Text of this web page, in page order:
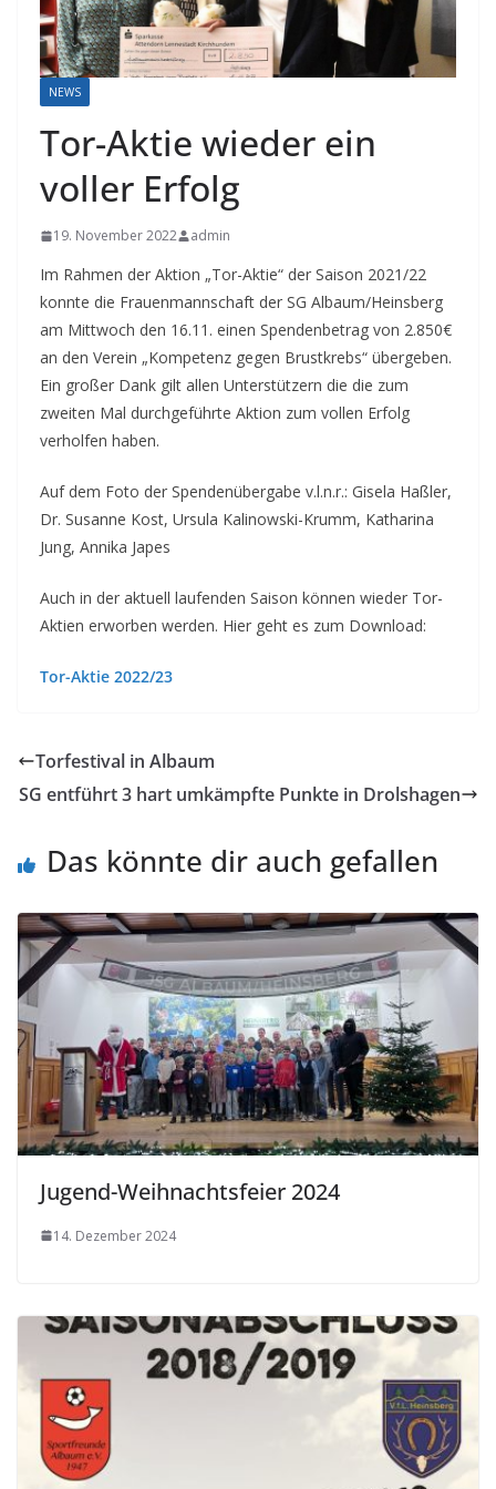
NEWS
Tor-Aktie wieder ein
voller Erfolg
19. November 2022 admin
Im Rahmen der Aktion „Tor-Aktie“ der Saison 2021/22
konnte die Frauenmannschaft der SG Albaum/Heinsberg
am Mittwoch den 16.11. einen Spendenbetrag von 2.850€
an den Verein „Kompetenz gegen Brustkrebs“ übergeben.
Ein großer Dank gilt allen Unterstützern die die zum
zweiten Mal durchgeführte Aktion zum vollen Erfolg
verholfen haben.
Auf dem Foto der Spendenübergabe v.l.n.r.: Gisela Haßler,
Dr. Susanne Kost, Ursula Kalinowski-Krumm, Katharina
Jung, Annika Japes
Auch in der aktuell laufenden Saison können wieder Tor-
Aktien erworben werden. Hier geht es zum Download:
Tor-Aktie 2022/23
Torfestival in Albaum
SG entführt 3 hart umkämpfte Punkte in Drolshagen
Das könnte dir auch gefallen
Jugend-Weihnachtsfeier 2024
14. Dezember 2024